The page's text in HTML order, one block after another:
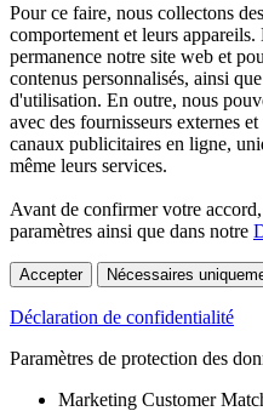
Pour ce faire, nous collectons
comportement et leurs
permanence notre site web et
contenus personnalisés, ainsi
d'utilisation. En outre, nous
avec des fournisseurs externes
canaux publicitaires en ligne,
même leurs services.
Avant de confirmer votre
paramètres ainsi que dans notre
Accepter Nécessaires
Déclaration de confidentialité
Paramètres de protection des
Marketing Customer